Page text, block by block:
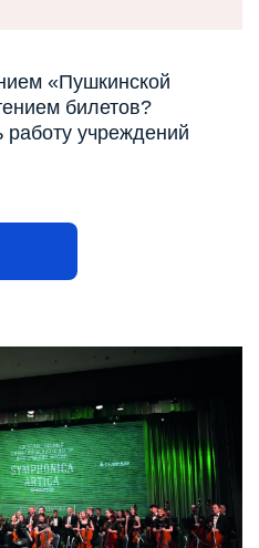
«Пушкинской
билетов?
работу учреждений